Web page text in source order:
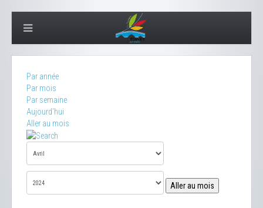
Par année
Par mois
Par semaine
Aujourd'hui
Aller au mois
Aller au mois